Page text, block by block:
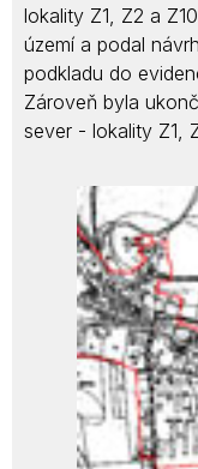
lokality Z1, Z2 a
území a podal
podkladu do
Zároveň byla
sever - lokality Z1,